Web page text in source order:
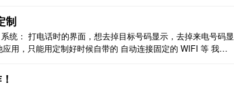
制
统： 打电话时的界面，想去掉目标号码显示，去掉来电号码显
用，只能用定制好时候自带的 自动连接固定的 WIFI 等 我想
..